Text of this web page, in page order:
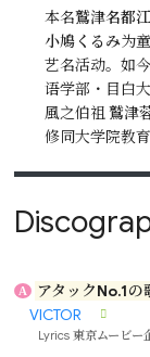
本名鷲津名都江
小鳩くるみ为
艺名活动。如
语学部・目白
風之伯祖鷲津
修同大学院教
A アタックNo.1の
VICTOR
Lyrics東京ムービー